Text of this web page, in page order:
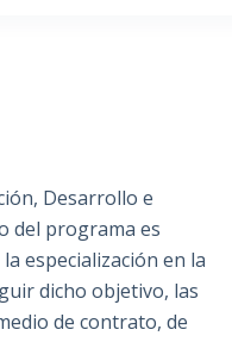
Desarrollo e
del programa es
especialización en la
dicho objetivo, las
de contrato, de